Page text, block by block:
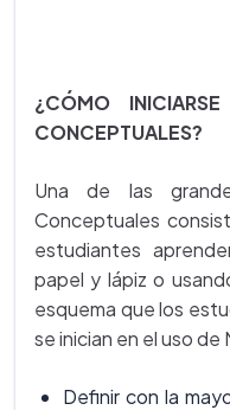
¿CÓMO
CONCEPTUALES?
Una de las
Conceptuales
estudiantes
papel y lápiz o
esquema que los
se inician en el uso
Definir con la